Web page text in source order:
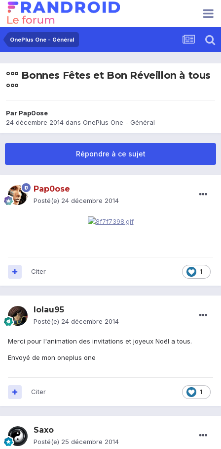
OnePlus One - Général
°°° Bonnes Fêtes et Bon Réveillon à tous
°°°
Par Pap0ose
24 décembre 2014 dans OnePlus One - Général
Répondre à ce sujet
Pap0ose
Posté(e) 24 décembre 2014
1
Citer
lolau95
Posté(e) 24 décembre 2014
Merci pour l'animation des invitations et joyeux Noël a tous.
Envoyé de mon oneplus one
1
Citer
Saxo
Posté(e) 25 décembre 2014